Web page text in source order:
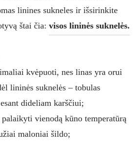
linines sukneles ir išsirinkite
štai čia: visos lininės suknelės.
kvėpuoti, nes linas yra orui
lininės suknelės – tobulas
dideliam karščiui;
vienodą kūno temperatūrą
maloniai šildo;